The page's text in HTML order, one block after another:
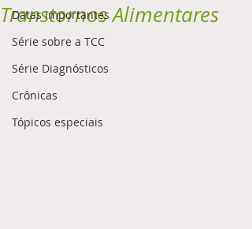
Datas importantes
Série sobre a TCC
Série Diagnósticos
Crônicas
Tópicos especiais
Transtornos Alimentares